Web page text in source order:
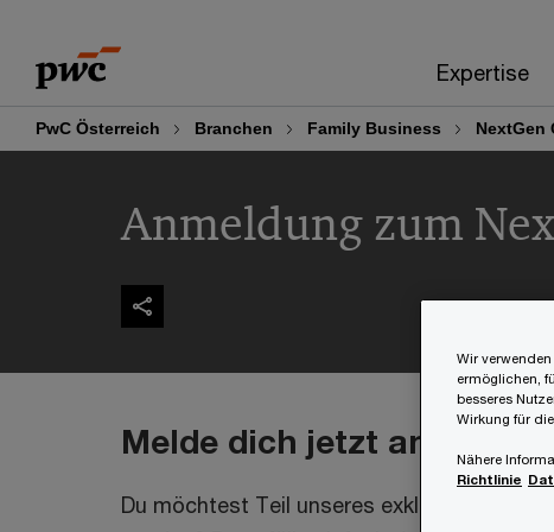
content
footer
Expertise
PwC Österreich Branchen Family Business NextGen
Anmeldung zum
Melde dich jetzt an!
Du möchtest Teil unseres exklusiven
Wir
ermöglichen,
besseres
Wirkung für
Nähere
Richtlinie